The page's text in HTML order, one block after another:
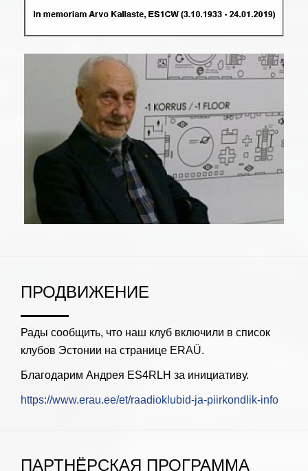
ПРОДВИЖЕНИЕ
Рады сообщить, что наш клуб включили в список
клубов Эстонии на странице ERAÜ.
Благодарим Андрея ES4RLH за инициативу.
https://www.erau.ee/et/raadioklubid-ja-piirkondlik-info
ПАРТНЁРСКАЯ ПРОГРАММА